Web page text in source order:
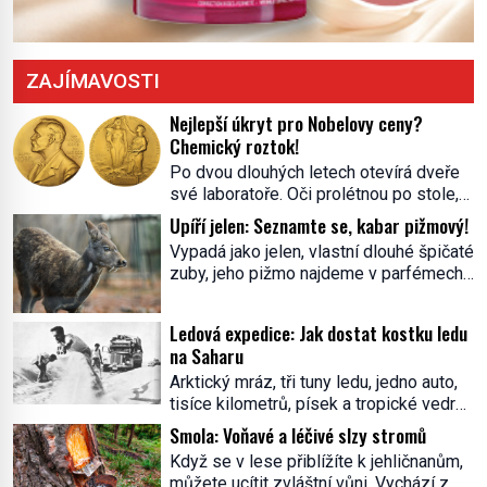
ZAJÍMAVOSTI
Nejlepší úkryt pro Nobelovy ceny?
Chemický roztok!
Po dvou dlouhých letech otevírá dveře
své laboratoře. Oči prolétnou po stole,
aby pak ulpěly na regálu, kde se nachází
všemožné látky. Hledá žluto-oranžovou
tekutinu, jakmile ji zahlédne, nesmírně
se mu uleví. Teď může svůj plán
skrývá směs s názvem lučavka
královská. Svůj přídomek nemá pro nic
za nic, […]
Upíří jelen: Seznamte se, kabar pižmový!
Vypadá jako jelen, vlastní dlouhé špičaté
zuby, jeho pižmo najdeme v parfémech
jediného zástupce zvířecí říše – kabara
pižmového. V Evropě ho jako první
popíše švédský botanik Carl Linné
(1707–1778), jenže v Asii o něm ví už
celá staletí. Zvíře připomíná jelena,
v kohoutku dosahuje […]
Ledová expedice: Jak dostat kostku ledu
na Saharu
Arktický mráz, tři tuny ledu, jedno auto,
tisíce kilometrů, písek a tropické vedro.
To je ve zkratce zdánlivě nesplnitelná
výzva, která se promění v úžasné
dobrodružství a důkaz, že nic není
Smola: Voňavé a léčivé slzy stromů
Když se v lese přiblížíte k jehličnanům,